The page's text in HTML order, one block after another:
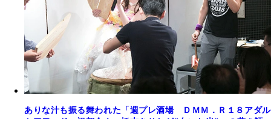
ありな汁も振る舞われた「週プレ酒場 ＤＭＭ．Ｒ１８アダル